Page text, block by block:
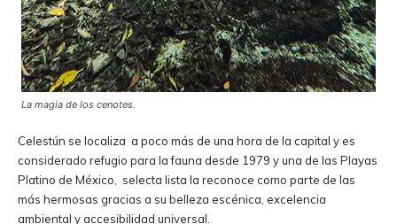
La magia de los cenotes.
Celestún se localiza a poco más de una hora de la capital y es
considerado refugio para la fauna desde 1979 y una de las Playas
Platino de México, selecta lista la reconoce como parte de las
más hermosas gracias a su belleza escénica, excelencia
ambiental y accesibilidad universal.